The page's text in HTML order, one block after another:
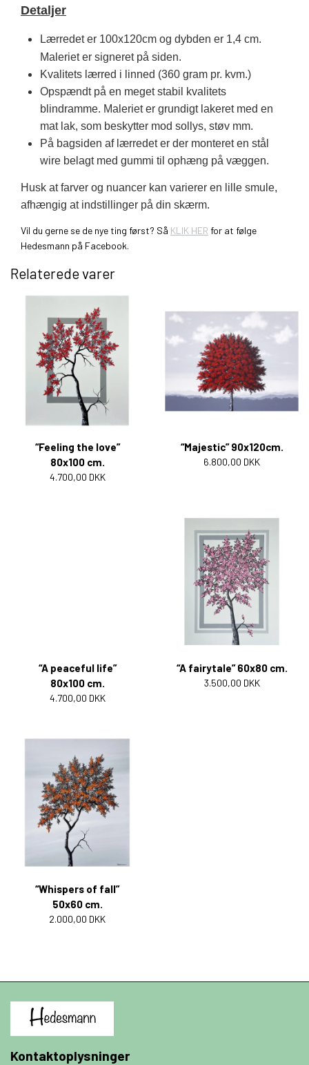
Detaljer
Lærredet er 100x120cm og dybden er 1,4 cm.
Maleriet er signeret på siden.
Kvalitets lærred i linned (360 gram pr. kvm.)
Opspændt på en meget stabil kvalitets
blindramme. Maleriet er grundigt lakeret med en
mat lak, som beskytter mod sollys, støv mm.
På bagsiden af lærredet er der monteret en stål
wire belagt med gummi til ophæng på væggen.
Husk at farver og nuancer kan varierer en lille smule,
afhængig at indstillinger på din skærm.
Vil du gerne se de nye ting først? Så KLIK HER for at følge
Hedesmann på Facebook.
Relaterede varer
“Feeling the love”
80x100 cm.
4.700,00 DKK
“Majestic” 90x120cm.
6.800,00 DKK
“A peaceful life”
80x100 cm.
4.700,00 DKK
“A fairytale” 60x80 cm.
3.500,00 DKK
“Whispers of fall”
50x60 cm.
2.000,00 DKK
Kontaktoplysninger